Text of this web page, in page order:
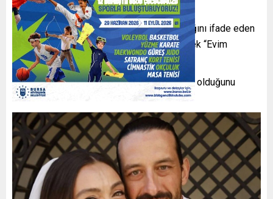
EVİ YIKILIYOR
Kentsel dönüşüm nedeniyle evinin yıkılacağını ifade eden
Dizdar, taşınma stresine girdiğini söyleyerek “Evim
yıkılacak, kentsel dönüşüme girdi” dedi.
Dizdar, ayrıca en sevmediği şeyin taşınmak olduğunu
belirtti.